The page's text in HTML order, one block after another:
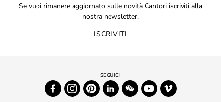
Se vuoi rimanere aggiornato sulle novità Cantori iscriviti alla
nostra newsletter.
ISCRIVITI